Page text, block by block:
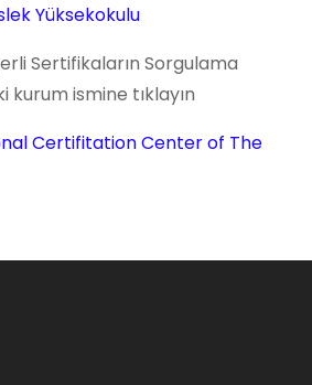
Yüksekokulu
Sertifikaların Sorgulama
kurum ismine tıklayın
Certifitation Center of The